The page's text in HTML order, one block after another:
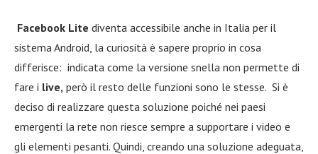
Facebook Lite diventa accessibile anche in Italia per il
sistema Android, la curiosità è sapere proprio in cosa
differisce: indicata come la versione snella non permette di
fare i live, però il resto delle funzioni sono le stesse. Si è
deciso di realizzare questa soluzione poiché nei paesi
emergenti la rete non riesce sempre a supportare i video e
gli elementi pesanti. Quindi, creando una soluzione adeguata,